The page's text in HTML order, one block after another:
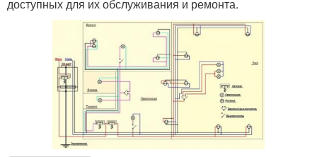
доступных для их обслуживания и ремонта.